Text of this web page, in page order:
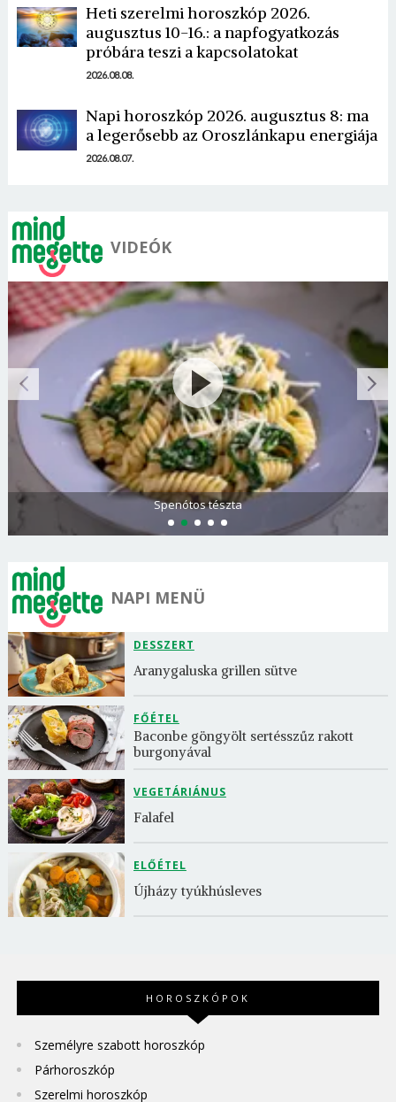
Heti szerelmi horoszkóp 2026.
augusztus 10-16.: a napfogyatkozás
próbára teszi a kapcsolatokat
2026.08.08.
Napi horoszkóp 2026. augusztus 8: ma
a legerősebb az Oroszlánkapu energiája
2026.08.07.
VIDEÓK
Spenótos tészta
NAPI MENÜ
DESSZERT
Aranygaluska grillen sütve
FŐÉTEL
Baconbe göngyölt sertésszűz rakott
burgonyával
VEGETÁRIÁNUS
Falafel
ELŐÉTEL
Újházy tyúkhúsleves
HOROSZKÓPOK
Személyre szabott horoszkóp
Párhoroszkóp
Szerelmi horoszkóp
Borsonline bejelentkezés
E-mail cím vagy felhasználónév
Jelszó